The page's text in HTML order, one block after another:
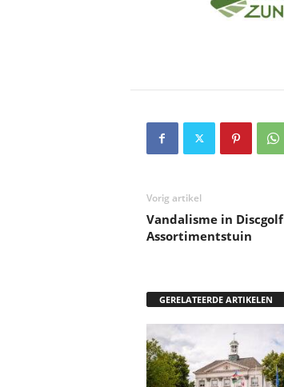
Vorig artikel
Vandalisme in Discgolf
Assortimentstuin
GERELATEERDE ARTIKELEN